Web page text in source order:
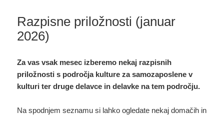
Razpisne priložnosti (januar
2026)
Za vas vsak mesec izberemo nekaj razpisnih
priložnosti s področja kulture za samozaposlene v
kulturi ter druge delavce in delavke na tem področju.
Na spodnjem seznamu si lahko ogledate nekaj domačih in